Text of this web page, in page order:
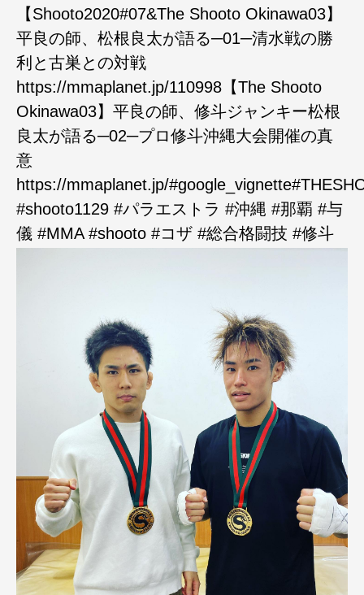
【Shooto2020#07&The Shooto Okinawa03】
平良の師、松根良太が語る─01─清水戦の勝
利と古巣との対戦
https://mmaplanet.jp/110998【The Shooto
Okinawa03】平良の師、修斗ジャンキー松根
良太が語る─02─プロ修斗沖縄大会開催の真
意
https://mmaplanet.jp/
#shooto1129 #パラエストラ #沖縄 #那覇 #与
儀 #MMA #shooto #コザ #総合格闘技 #修斗